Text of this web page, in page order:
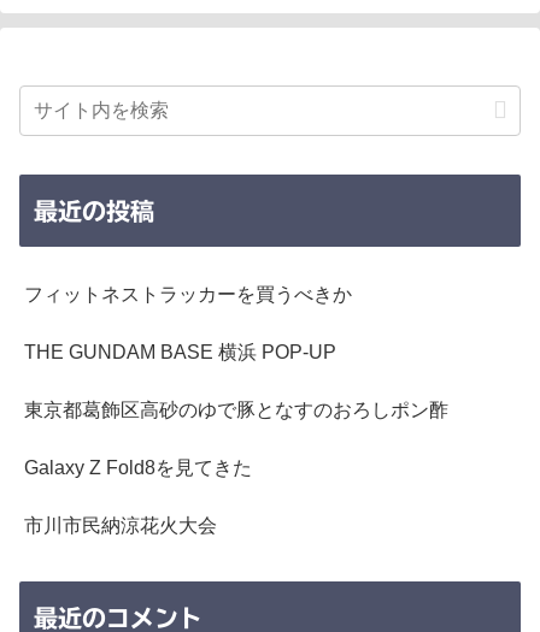
最近の投稿
フィットネストラッカーを買うべきか
THE GUNDAM BASE 横浜 POP-UP
東京都葛飾区高砂のゆで豚となすのおろしポン酢
Galaxy Z Fold8を見てきた
市川市民納涼花火大会
最近のコメント